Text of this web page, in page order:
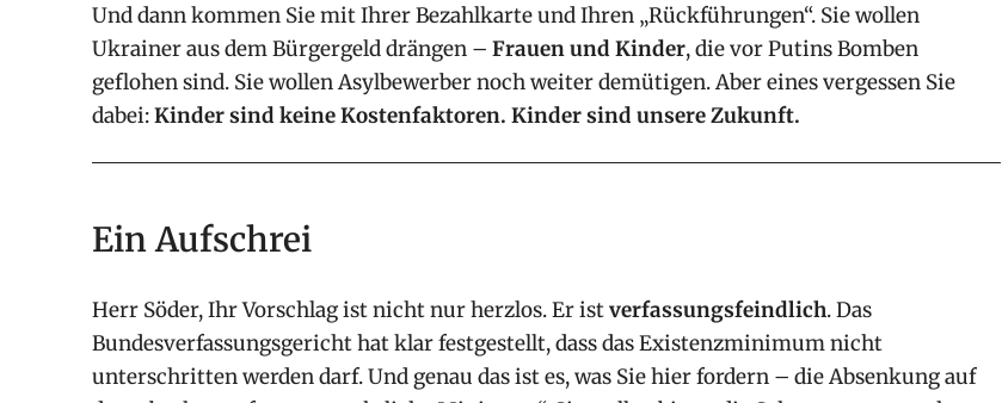
Und dann kommen Sie mit Ihrer Bezahlkarte und Ihren „Rückführungen“. Sie wollen
Ukrainer aus dem Bürgergeld drängen – Frauen und Kinder, die vor Putins Bomben
geflohen sind. Sie wollen Asylbewerber noch weiter demütigen. Aber eines vergessen Sie
dabei:Kinder sind keine Kostenfaktoren. Kinder sind unsere Zukunft.
Ein Aufschrei
Herr Söder, Ihr Vorschlag ist nicht nur herzlos. Er istverfassungsfeindlich. Das
Bundesverfassungsgericht hat klar festgestellt, dass das Existenzminimum nicht
unterschritten werden darf. Und genau das ist es, was Sie hier fordern – die Absenkung auf